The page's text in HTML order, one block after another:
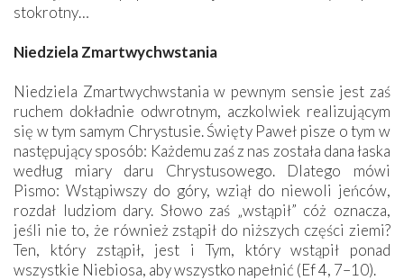
stokrotny…
Niedziela Zmartwychwstania
Niedziela Zmartwychwstania w pewnym sensie jest zaś
ruchem dokładnie odwrotnym, aczkolwiek realizującym
się w tym samym Chrystusie. Święty Paweł pisze o tym w
następujący sposób: Każdemu zaś z nas została dana łaska
według miary daru Chrystusowego. Dlatego mówi
Pismo: Wstąpiwszy do góry, wziął do niewoli jeńców,
rozdał ludziom dary. Słowo zaś „wstąpił” cóż oznacza,
jeśli nie to, że również zstąpił do niższych części ziemi?
Ten, który zstąpił, jest i Tym, który wstąpił ponad
wszystkie Niebiosa, aby wszystko napełnić (Ef 4, 7–10).